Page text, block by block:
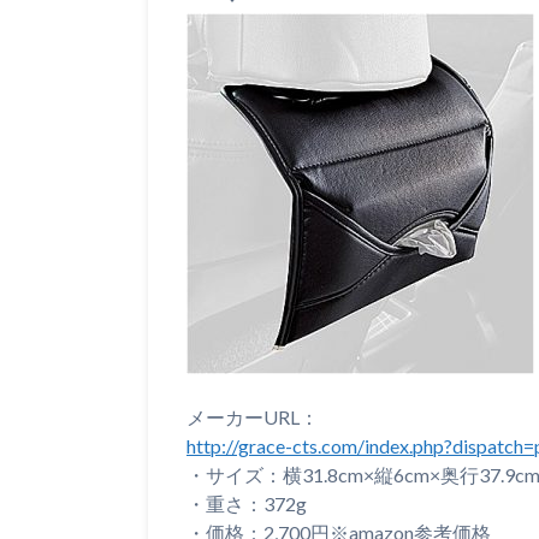
メーカーURL：
http://grace-cts.com/
・サイズ：横31.8cm×縦6cm×奥行37.9cm
・重さ：372g
・価格：2,700円※amazon参考価格